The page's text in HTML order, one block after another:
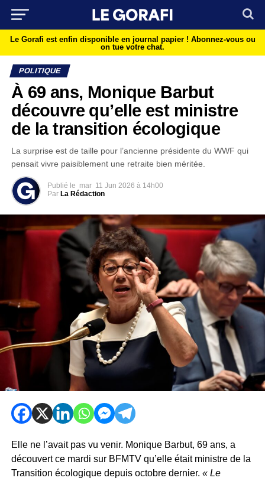
Le Gorafi est enfin disponible en journal papier ! Abonnez-vous ou
on tue votre chat.
POLITIQUE
À 69 ans, Monique Barbut
découvre qu’elle est ministre
de la transition écologique
La surprise est de taille pour l’ancienne présidente du WWF qui
pensait vivre paisiblement une retraite bien méritée.
Publié le mar 11 Jun 2026 à 14h00
Par La Rédaction
Elle ne l’avait pas vu venir. Monique Barbut, 69 ans, a
découvert ce mardi sur BFMTV qu’elle était ministre de la
Transition écologique depuis octobre dernier. « Le